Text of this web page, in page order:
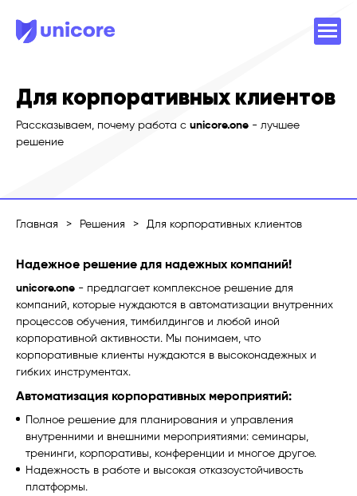
Для корпоративных клиентов
Рассказываем, почему работа с unicore.one - лучшее
решение
Главная > Решения > Для корпоративных клиентов
Надежное решение для надежных компаний!
unicore.one - предлагает комплексное решение для
компаний, которые нуждаются в автоматизации внутренних
процессов обучения, тимбилдингов и любой иной
корпоративной активности. Мы понимаем, что
корпоративные клиенты нуждаются в высоконадежных и
гибких инструментах.
Автоматизация корпоративных мероприятий:
Полное решение для планирования и управления
внутренними и внешними мероприятиями: семинары,
тренинги, корпоративы, конференции и многое другое.
Надежность в работе и высокая отказоустойчивость
платформы.